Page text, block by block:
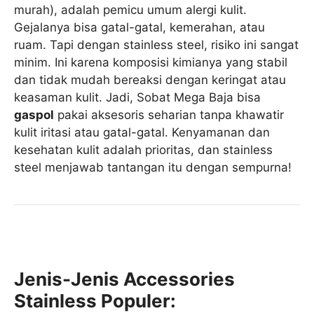
murah), adalah pemicu umum alergi kulit.
Gejalanya bisa gatal-gatal, kemerahan, atau
ruam. Tapi dengan stainless steel, risiko ini sangat
minim. Ini karena komposisi kimianya yang stabil
dan tidak mudah bereaksi dengan keringat atau
keasaman kulit. Jadi, Sobat Mega Baja bisa
gaspol pakai aksesoris seharian tanpa khawatir
kulit iritasi atau gatal-gatal. Kenyamanan dan
kesehatan kulit adalah prioritas, dan stainless
steel menjawab tantangan itu dengan sempurna!
Jenis-Jenis Accessories
Stainless Populer: